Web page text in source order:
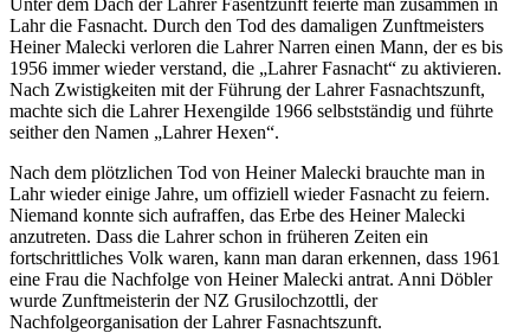
Lahr die Fasnacht. Durch den Tod des damaligen Zunftmeisters
Heiner Malecki verloren die Lahrer Narren einen Mann, der es bis
1956 immer wieder verstand, die „Lahrer Fasnacht“ zu aktivieren.
Nach Zwistigkeiten mit der Führung der Lahrer Fasnachtszunft,
machte sich die Lahrer Hexengilde 1966 selbstständig und führte
seither den Namen „Lahrer Hexen“.
Nach dem plötzlichen Tod von Heiner Malecki brauchte man in
Lahr wieder einige Jahre, um offiziell wieder Fasnacht zu feiern.
Niemand konnte sich aufraffen, das Erbe des Heiner Malecki
anzutreten. Dass die Lahrer schon in früheren Zeiten ein
fortschrittliches Volk waren, kann man daran erkennen, dass 1961
eine Frau die Nachfolge von Heiner Malecki antrat. Anni Döbler
wurde Zunftmeisterin der NZ Grusilochzottli, der
Nachfolgeorganisation der Lahrer Fasnachtszunft.